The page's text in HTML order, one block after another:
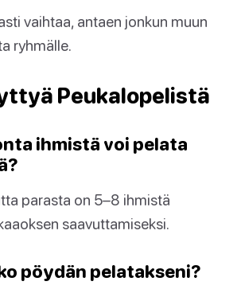
vaihtaa, antaen jonkun muun
ryhmälle.
Peukalopelistä
ihmistä voi pelata
parasta on 5–8 ihmistä
saavuttamiseksi.
pöydän pelatakseni?